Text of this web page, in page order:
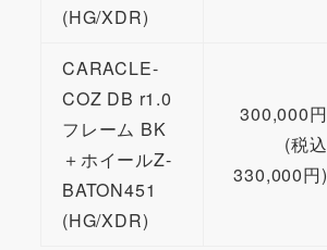
(HG/XDR)
CARACLE-
COZ DB r1.0
フレーム BK
＋ホイールZ-
BATON451
(HG/XDR)
300,000円
(税込
330,000円)